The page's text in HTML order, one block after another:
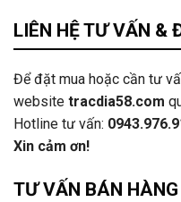
LIÊN HỆ TƯ VẤN &
Để đặt mua hoặc cần tư
website tracdia58.com
Hotline tư vấn:
Xin cảm ơn!
TƯ VẤN BÁN